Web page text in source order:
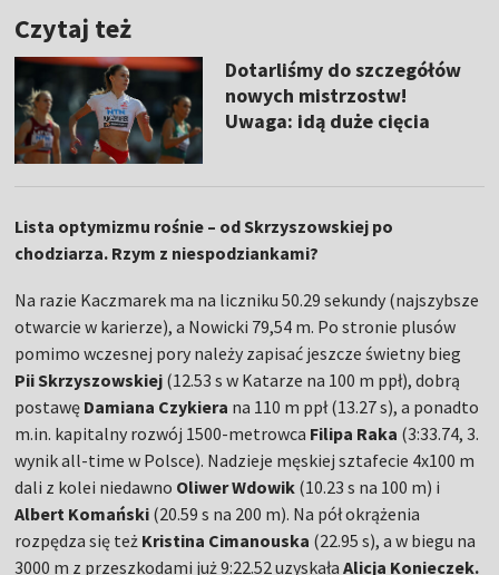
Czytaj też
Dotarliśmy do szczegółów
nowych mistrzostw!
Uwaga: idą duże cięcia
Lista optymizmu rośnie – od Skrzyszowskiej po
chodziarza. Rzym z niespodziankami?
Na razie Kaczmarek ma na liczniku 50.29 sekundy (najszybsze
otwarcie w karierze), a Nowicki 79,54 m. Po stronie plusów
pomimo wczesnej pory należy zapisać jeszcze świetny bieg
Pii Skrzyszowskiej (12.53 s w Katarze na 100 m ppł), dobrą
postawę Damiana Czykiera na 110 m ppł (13.27 s), a ponadto
m.in. kapitalny rozwój 1500-metrowca Filipa Raka (3:33.74, 3.
wynik all-time w Polsce). Nadzieje męskiej sztafecie 4x100 m
dali z kolei niedawno Oliwer Wdowik (10.23 s na 100 m) i
Albert Komański (20.59 s na 200 m). Na pół okrążenia
rozpędza się też Kristina Cimanouska (22.95 s), a w biegu na
3000 m z przeszkodami już 9:22.52 uzyskałaAlicja Konieczek.